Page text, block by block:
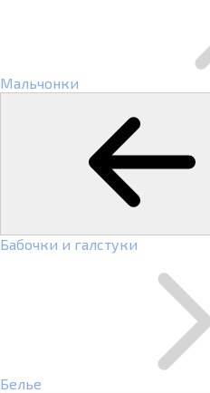
Мальчонки
Бабочки и галстуки
Белье